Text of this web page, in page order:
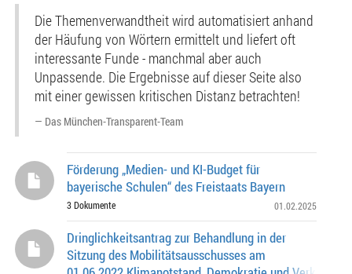
Die Themenverwandtheit wird automatisiert anhand
der Häufung von Wörtern ermittelt und liefert oft
interessante Funde - manchmal aber auch
Unpassende. Die Ergebnisse auf dieser Seite also
mit einer gewissen kritischen Distanz betrachten!
Das München-Transparent-Team
Förderung „Medien- und KI-Budget für
bayerische Schulen“ des Freistaats Bayern
3 Dokumente 01.02.2025
Dringlichkeitsantrag zur Behandlung in der
Sitzung des Mobilitätsausschusses am